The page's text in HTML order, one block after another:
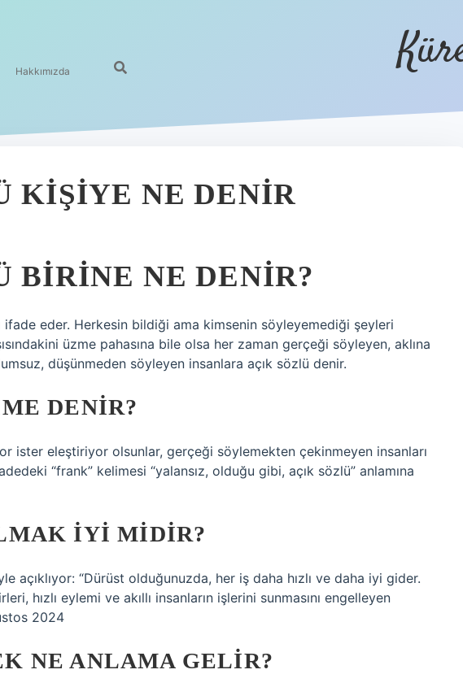
Hakkımızda
KIŞIYE NE DENIR
BIRINE NE DENIR?
ifade eder. Herkesin bildiği ama kimsenin söyleyemediği şeyleri
üzme pahasına bile olsa her zaman gerçeği söyleyen, aklına
düşünmeden söyleyen insanlara açık sözlü denir.
DENIR?
ister eleştiriyor olsunlar, gerçeği söylemekten çekinmeyen insanları
“frank” kelimesi “yalansız, olduğu gibi, açık sözlü” anlamına
IYI MIDIR?
açıklıyor: “Dürüst olduğunuzda, her iş daha hızlı ve daha iyi gider.
hızlı eylemi ve akıllı insanların işlerini sunmasını engelleyen
2024
NE ANLAMA GELIR?